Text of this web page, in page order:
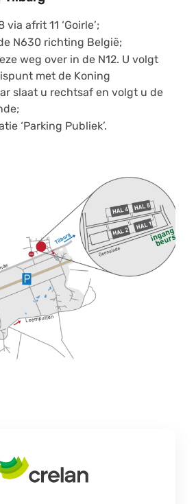
afrit 11 ‘Goirle’;
N630 richting België;
weg over in de N12. U volgt
met de Koning
slaat u rechtsaf en volgt u de
‘Parking Publiek’.